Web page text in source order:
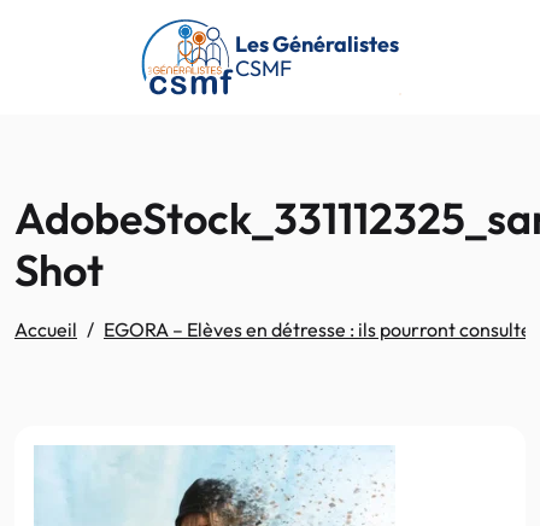
Passer au contenu principal
Les Généralistes
CSMF
Shot
Accueil EGORA – Elèves en détresse : ils pourront